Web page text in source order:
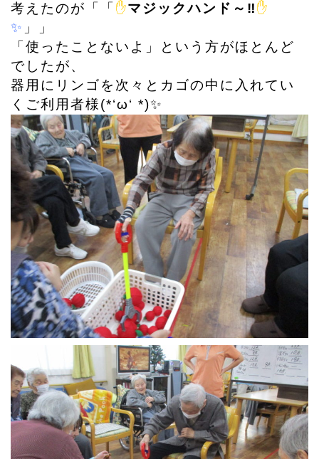
考えたのが「「 ✋マジックハンド～‼✋
✨ 」」
「使ったことないよ」という方がほとんど
でしたが、
器用にリンゴを次々とカゴの中に入れてい
くご利用者様(*‘ω‘ *)✨